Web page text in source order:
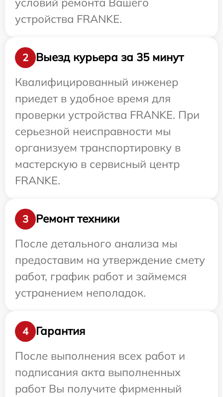
устройства FRANKE.
2
Выезд курьера за 35 минут
Квалифицированный инженер
приедет в удобное время для
проверки устройства FRANKE. При
серьезной неисправности мы
организуем транспортировку в
мастерскую в сервисный центр
FRANKE.
3
Ремонт техники
После детального анализа мы
предоставим на утверждение смету
работ, график работ и займемся
устранением неполадок.
4
Гарантия
После выполнения всех работ и
подписания акта выполненных
работ Вы получите фирменный